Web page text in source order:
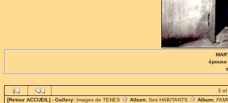
épouse
3 of
[Retour ACCUEIL] - Gallery: Images de TENES Album: Ses HABITANTS Album: